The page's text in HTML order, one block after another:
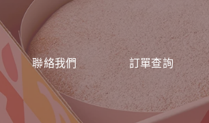
聯絡我們 訂單查詢